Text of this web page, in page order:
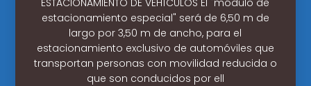
estacionamiento especial" será de 6,50 m de
largo por 3,50 m de ancho, para el
estacionamiento exclusivo de automóviles que
transportan personas con movilidad reducida o
que son conducidos por ell